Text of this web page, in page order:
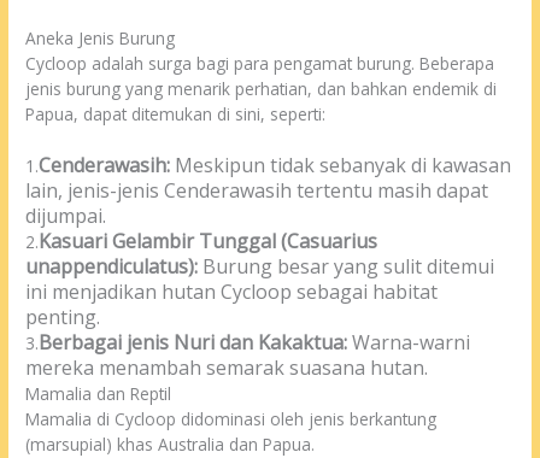
Aneka Jenis Burung
Cycloop adalah surga bagi para pengamat burung. Beberapa
jenis burung yang menarik perhatian, dan bahkan endemik di
Papua, dapat ditemukan di sini, seperti:
1.Cenderawasih: Meskipun tidak sebanyak di kawasan
lain, jenis-jenis Cenderawasih tertentu masih dapat
dijumpai.
2.Kasuari Gelambir Tunggal (Casuarius
unappendiculatus): Burung besar yang sulit ditemui
ini menjadikan hutan Cycloop sebagai habitat
penting.
3.Berbagai jenis Nuri dan Kakaktua:Warna-warni
mereka menambah semarak suasana hutan.
Mamalia dan Reptil
Mamalia di Cycloop didominasi oleh jenis berkantung
(marsupial) khas Australia dan Papua.